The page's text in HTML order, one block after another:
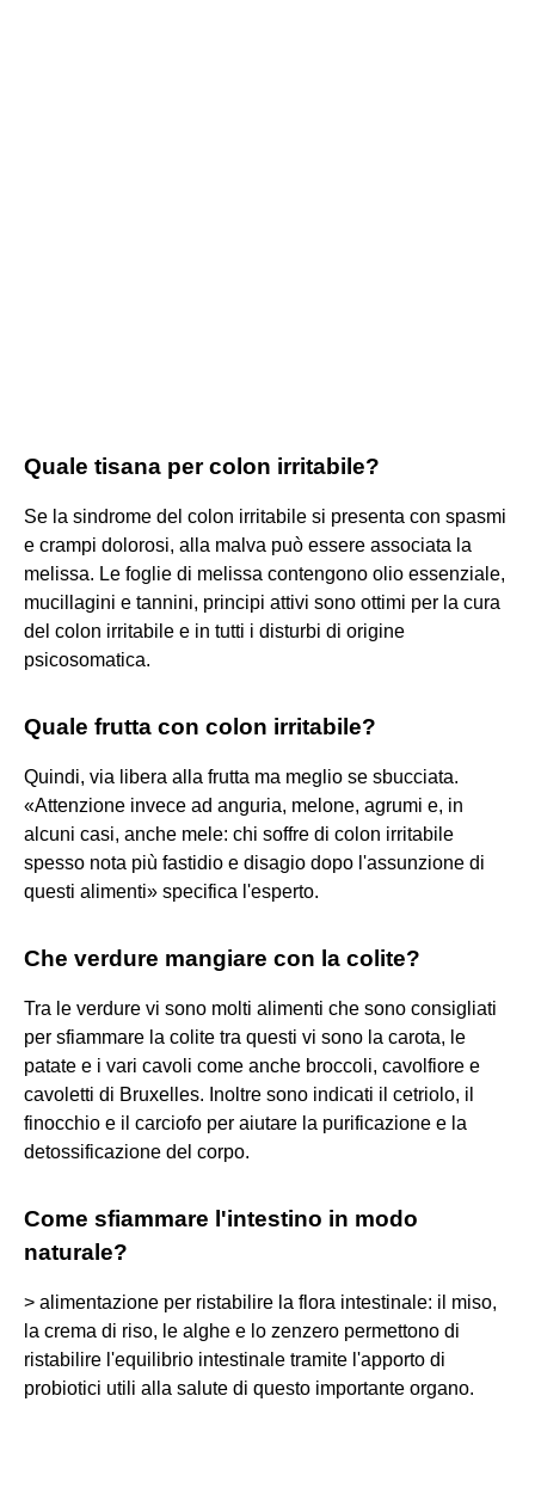
Quale tisana per colon irritabile?
Se la sindrome del colon irritabile si presenta con spasmi
e crampi dolorosi, alla malva può essere associata la
melissa. Le foglie di melissa contengono olio essenziale,
mucillagini e tannini, principi attivi sono ottimi per la cura
del colon irritabile e in tutti i disturbi di origine
psicosomatica.
Quale frutta con colon irritabile?
Quindi, via libera alla frutta ma meglio se sbucciata.
«Attenzione invece ad anguria, melone, agrumi e, in
alcuni casi, anche mele: chi soffre di colon irritabile
spesso nota più fastidio e disagio dopo l'assunzione di
questi alimenti» specifica l'esperto.
Che verdure mangiare con la colite?
Tra le verdure vi sono molti alimenti che sono consigliati
per sfiammare la colite tra questi vi sono la carota, le
patate e i vari cavoli come anche broccoli, cavolfiore e
cavoletti di Bruxelles. Inoltre sono indicati il cetriolo, il
finocchio e il carciofo per aiutare la purificazione e la
detossificazione del corpo.
Come sfiammare l'intestino in modo
naturale?
> alimentazione per ristabilire la flora intestinale: il miso,
la crema di riso, le alghe e lo zenzero permettono di
ristabilire l'equilibrio intestinale tramite l'apporto di
probiotici utili alla salute di questo importante organo.